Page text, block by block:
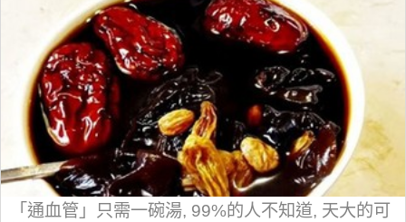
「通血管」只需一碗湯, 99%的人不知道, 天大的可